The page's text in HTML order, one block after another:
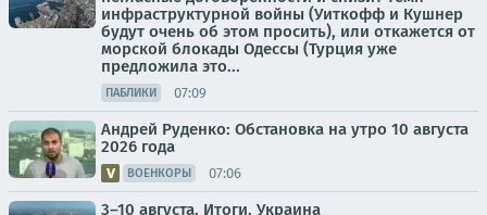
инфраструктурной войны (Уиткофф и Кушнер
будут очень об этом просить), или откажется от
морской блокады Одессы (Турция уже
предложила это...
ПАБЛИКИ 07:09
Андрей Руденко: Обстановка на утро 10 августа
2026 года
ВОЕНКОРЫ 07:06
3–10 августа. Итоги. Украина